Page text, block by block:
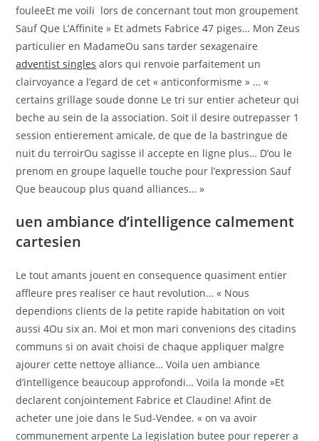
fouleeEt me voili lors de concernant tout mon groupement
Sauf Que L’Affinite » Et admets Fabrice 47 piges… Mon Zeus
particulier en MadameOu sans tarder sexagenaire
adventist singles alors qui renvoie parfaitement un
clairvoyance a l’egard de cet « anticonformisme » … «
certains grillage soude donne Le tri sur entier acheteur qui
beche au sein de la association. Soit il desire outrepasser 1
session entierement amicale, de que de la bastringue de
nuit du terroirOu sagisse il accepte en ligne plus… D’ou le
prenom en groupe laquelle touche pour l’expression Sauf
Que beaucoup plus quand alliances… »
uen ambiance d’intelligence calmement
cartesien
Le tout amants jouent en consequence quasiment entier
affleure pres realiser ce haut revolution… « Nous
dependions clients de la petite rapide habitation on voit
aussi 4Ou six an. Moi et mon mari convenions des citadins
communs si on avait choisi de chaque appliquer malgre
ajourer cette nettoye alliance… Voila uen ambiance
d’intelligence beaucoup approfondi… Voila la monde »Et
declarent conjointement Fabrice et Claudine! Afint de
acheter une joie dans le Sud-Vendee. « on va avoir
communement arpente La legislation butee pour reperer a